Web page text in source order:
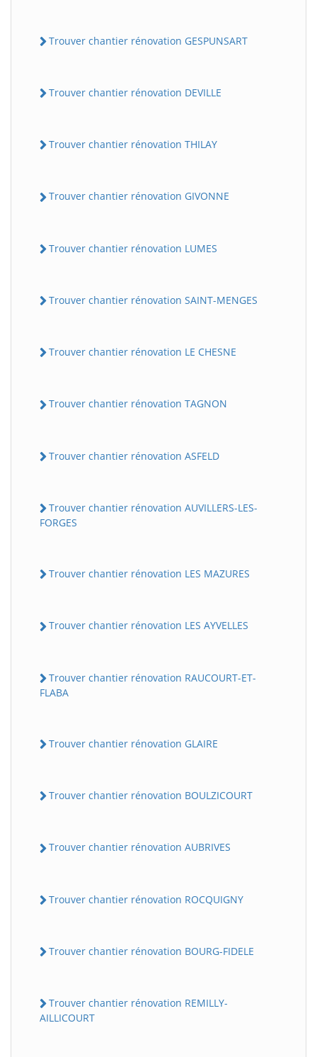
Trouver chantier rénovation GESPUNSART
Trouver chantier rénovation DEVILLE
Trouver chantier rénovation THILAY
Trouver chantier rénovation GIVONNE
Trouver chantier rénovation LUMES
Trouver chantier rénovation SAINT-MENGES
Trouver chantier rénovation LE CHESNE
Trouver chantier rénovation TAGNON
Trouver chantier rénovation ASFELD
Trouver chantier rénovation AUVILLERS-LES-
FORGES
Trouver chantier rénovation LES MAZURES
Trouver chantier rénovation LES AYVELLES
Trouver chantier rénovation RAUCOURT-ET-
FLABA
Trouver chantier rénovation GLAIRE
Trouver chantier rénovation BOULZICOURT
Trouver chantier rénovation AUBRIVES
Trouver chantier rénovation ROCQUIGNY
Trouver chantier rénovation BOURG-FIDELE
Trouver chantier rénovation REMILLY-
AILLICOURT